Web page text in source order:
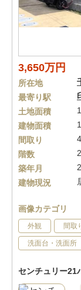
3,650万円
所在地
最寄り駅
土地面積
建物面積
間取り
階数
築年月
建物現況
画像カテゴリ
外観 間取
洗面台・洗面所
センチュリー21